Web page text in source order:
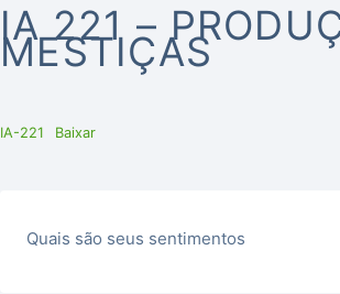
IA 221 –
MESTIÇAS
IA-221 Baixar
Quais são seus sentimentos